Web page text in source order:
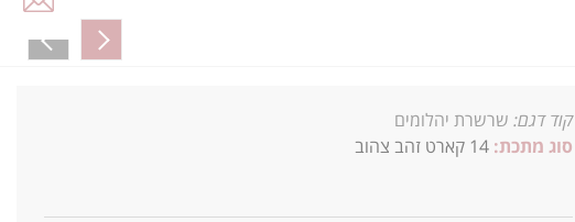
קוד דגם: שרשרת יהלומים
סוג מתכת: 14 קארט זהב צהוב